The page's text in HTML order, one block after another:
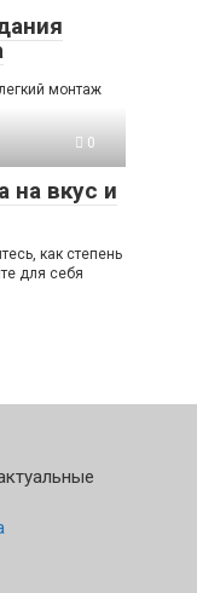
монтаж
0
на вкус и
как степень
для себя